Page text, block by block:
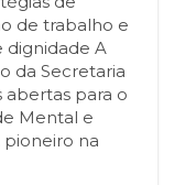
de trabalho e
dignidade A
da Secretaria
abertas para o
Mental e
pioneiro na